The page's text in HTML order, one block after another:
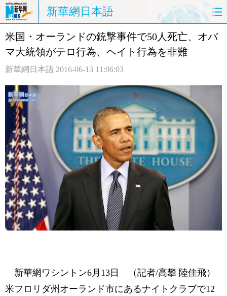
新華網日本語
ホームページ 政治 経済
観光 評論
中日対訳
米国・オーランドの銃撃事件で50人死亡、オバ
マ大統領がテロ行為、ヘイト行為を非難
新華網日本語 2016-06-13 11:06:03
新華網ワシントン6月13日 （記者/高攀 陸佳飛）
米フロリダ州オーランド市にあるナイトクラブで12